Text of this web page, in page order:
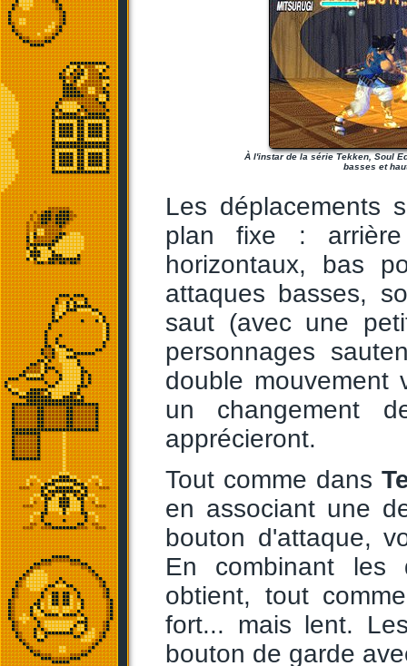
À l'instar de la série Tekken, Soul
basses et
Les déplacements
plan fixe :
horizontaux, bas
attaques basses,
saut (avec une
personnages
double
un changement
apprécieront.
Tout comme dans
en associant une
bouton d'attaque,
En combinant les
obtient, tout
fort... mais lent.
bouton de garde